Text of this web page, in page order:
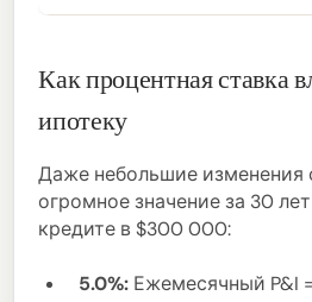
Как процентная ставка
ипотеку
Даже небольшие изменения
огромное значение за 30
кредите в $300 000:
5.0%: Ежемесячный P&I